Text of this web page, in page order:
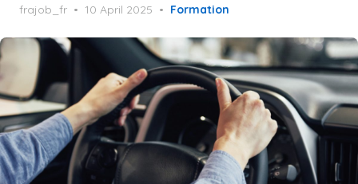
frajob_fr
Posted
10 April 2025 Formation